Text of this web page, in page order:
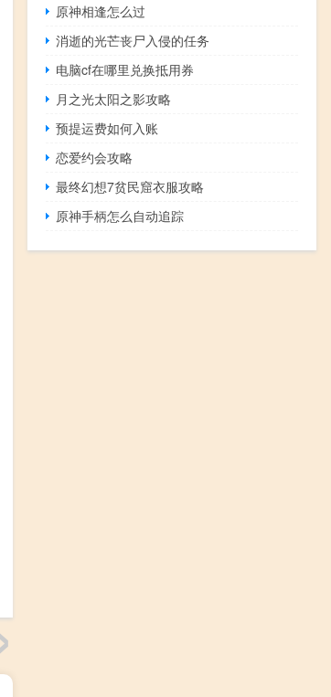
原神相逢怎么过
消逝的光芒丧尸入侵的任务
电脑cf在哪里兑换抵用券
月之光太阳之影攻略
预提运费如何入账
恋爱约会攻略
最终幻想7贫民窟衣服攻略
原神手柄怎么自动追踪